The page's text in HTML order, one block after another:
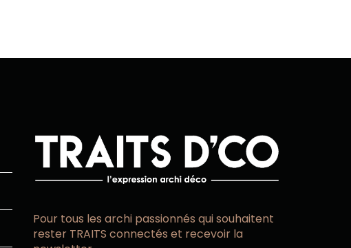
Pour tous les archi passionnés qui souhaitent
rester TRAITS connectés et recevoir la